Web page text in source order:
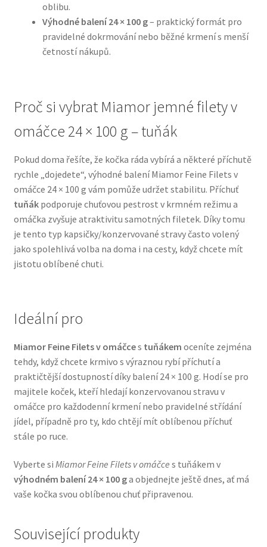
N&D Farmina pro psy — Italské holistic krmivo
Oblečky pro psy
Pelíšky pro psy
Ortopedické pelíšky
Přepravky pro psy
Purizon pro psy — Vysoký obsah masa, bez obilovin
Royal Canin pro psy
Veterinární dieta pro psy
oblibu.
Výhodné balení 24 × 100 g– praktický formát pro
pravidelné dokrmování nebo běžné krmení s menší
četností nákupů.
Proč si vybrat Miamor jemné filety v
omáčce 24 × 100 g – tuňák
Pokud doma řešíte, že kočka ráda vybírá a některé příchutě
rychle „dojedete“, výhodné balení Miamor Feine Filets v
omáčce 24 × 100 g vám pomůže udržet stabilitu. Příchuť
tuňákpodporuje chuťovou pestrost v krmném režimu a
omáčka zvyšuje atraktivitu samotných filetek. Díky tomu
je tento typ kapsičky/konzervované stravy často volený
jako spolehlivá volba na doma i na cesty, když chcete mít
jistotu oblíbené chuti.
Ideální pro
Miamor Feine Filets v omáčces tuňákem oceníte zejména
tehdy, když chcete krmivo s výraznou rybí příchutí a
praktičtější dostupností díky balení 24 × 100 g. Hodí se pro
majitele koček, kteří hledají konzervovanou stravu v
omáčce pro každodenní krmení nebo pravidelné střídání
jídel, případně pro ty, kdo chtějí mít oblíbenou příchuť
stále po ruce.
Vyberte si Miamor Feine Filets v omáčce s tuňákem v
výhodném balení 24 × 100 ga objednejte ještě dnes, ať má
vaše kočka svou oblíbenou chuť připravenou.
Související produkty